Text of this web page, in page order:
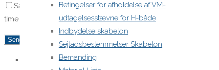
Betingelser for afholdelse af VM-
udtagelsesstævne for H-både
Indbydelse skabelon
Sejladsbestemmelser Skabelon
Bemanding
Save my name, email, and site URL in my browser for next
time I post a comment.
H-Bådsstævne Eliteserien Gilleleje Sejlklub